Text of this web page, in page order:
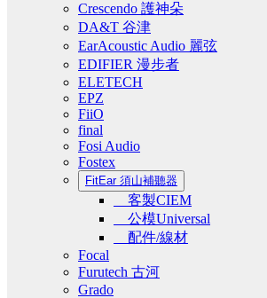
Crescendo 護神朵
DA&T 谷津
EarAcoustic Audio 麗弦
EDIFIER 漫步者
ELETECH
EPZ
FiiO
final
Fosi Audio
Fostex
FitEar 須山補聽器
客製CIEM
公模Universal
配件/線材
Focal
Furutech 古河
Grado